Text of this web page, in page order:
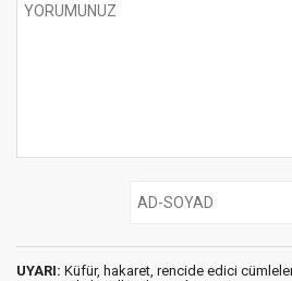
UYARI: Küfür, hakaret, rencide edici